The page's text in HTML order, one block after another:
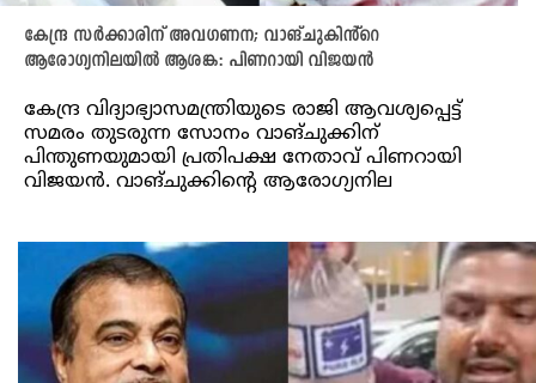
കേന്ദ്ര സർക്കാരിന് അവഗണന; വാങ്‌ചുകിൻ്റെ
ആരോഗ്യനിലയിൽ ആശങ്ക: പിണറായി വിജയൻ
കേന്ദ്ര വിദ്യാഭ്യാസമന്ത്രിയുടെ രാജി ആവശ്യപ്പെട്ട്
സമരം തുടരുന്ന സോനം വാങ്ചുക്കിന്
പിന്തുണയുമായി പ്രതിപക്ഷ നേതാവ് പിണറായി
വിജയൻ. വാങ്‌ചുക്കിന്റെ ആരോഗ്യനില